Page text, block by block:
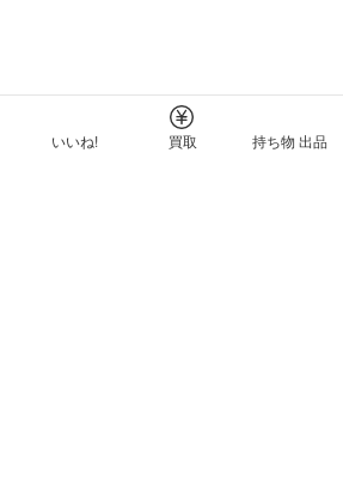
いいね! 買取 持ち物 出品